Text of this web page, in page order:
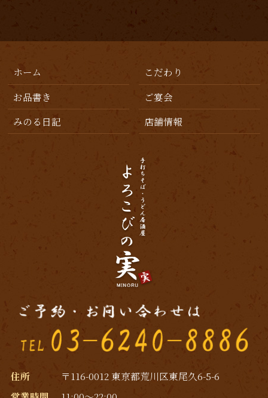
ホーム
こだわり
お品書き
ご宴会
みのる日記
店舗情報
住所
〒116-0012 東京都荒川区東尾久6-5-6